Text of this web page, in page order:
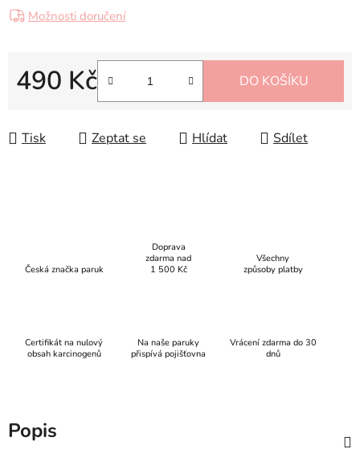
Možnosti doručení
490 Kč DO KOŠÍKU
Tisk Zeptat se Hlídat Sdílet
Česká značka paruk
Doprava
zdarma nad
1 500 Kč
Všechny
způsoby platby
Certifikát na nulový
obsah karcinogenů
Na naše paruky
přispívá pojišťovna
Vrácení zdarma do 30
dnů
Popis